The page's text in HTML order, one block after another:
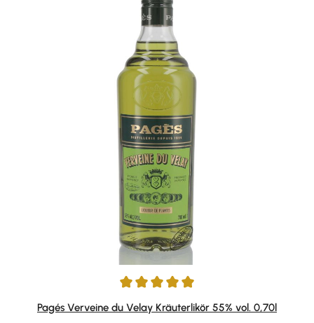
Durchschnittliche Bewertung von 5 von 5 Sternen
Pagés Verveine du Velay Kräuterlikör 55% vol. 0,70l